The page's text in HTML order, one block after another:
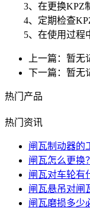
3、在更换KPZ制
4、定期检查KPZ
5、在使用过程中
上一篇：暂无
下一篇：暂无
热门产品
热门资讯
闸瓦制动器的
闸瓦怎么更换
闸瓦对车轮有
闸瓦悬吊对闸
闸瓦磨损多少